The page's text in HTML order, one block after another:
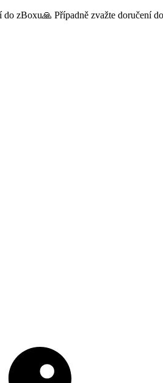
zBoxu🙏 Případně zvažte doručení